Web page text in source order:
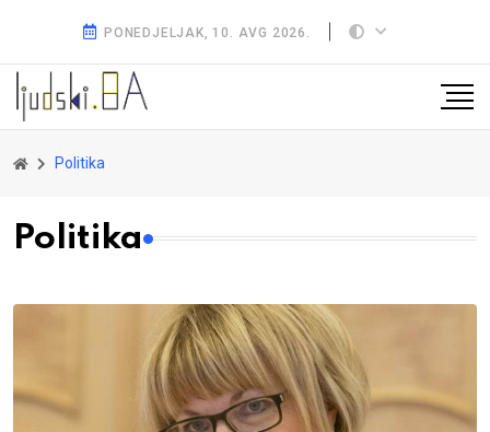
PONEDJELJAK, 10. AVG 2026.
Politika
Politika